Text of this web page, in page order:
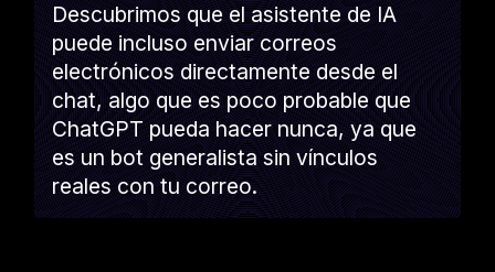
Descubrimos que el asistente de IA
puede incluso enviar correos
electrónicos directamente desde el
chat, algo que es poco probable que
ChatGPT pueda hacer nunca, ya que
es un bot generalista sin vínculos
reales con tu correo.